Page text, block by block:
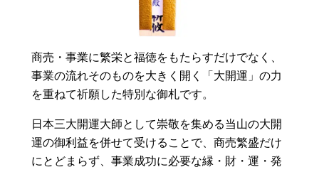
商売・事業に繁栄と福徳をもたらすだけでなく、
事業の流れそのものを大きく開く「大開運」の力
を重ねて祈願した特別な御札です。
日本三大開運大師として崇敬を集める当山の大開
運の御利益を併せて受けることで、商売繁盛だけ
にとどまらず、事業成功に必要な縁・財・運・発